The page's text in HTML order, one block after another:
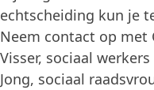
echtscheiding kun je
Neem contact op met
Visser, sociaal
Jong, sociaal